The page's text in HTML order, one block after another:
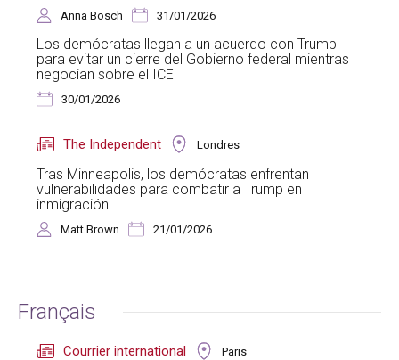
Anna Bosch 31/01/2026
Los demócratas llegan a un acuerdo con Trump
para evitar un cierre del Gobierno federal mientras
negocian sobre el ICE
30/01/2026
The Independent Londres
Tras Minneapolis, los demócratas enfrentan
vulnerabilidades para combatir a Trump en
inmigración
Matt Brown 21/01/2026
Français
Courrier international Paris